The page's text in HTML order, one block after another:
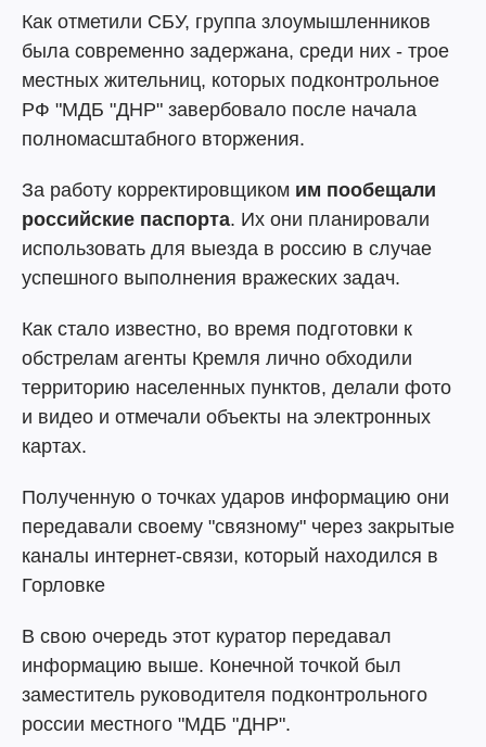
Как отметили СБУ, группа злоумышленников
была современно задержана, среди них - трое
местных жительниц, которых подконтрольное
РФ "МДБ "ДНР" завербовало после начала
полномасштабного вторжения.
За работу корректировщиком им пообещали
российские паспорта. Их они планировали
использовать для выезда в россию в случае
успешного выполнения вражеских задач.
Как стало известно, во время подготовки к
обстрелам агенты Кремля лично обходили
территорию населенных пунктов, делали фото
и видео и отмечали объекты на электронных
картах.
Полученную о точках ударов информацию они
передавали своему "связному" через закрытые
каналы интернет-связи, который находился в
Горловке
В свою очередь этот куратор передавал
информацию выше. Конечной точкой был
заместитель руководителя подконтрольного
россии местного "МДБ "ДНР".